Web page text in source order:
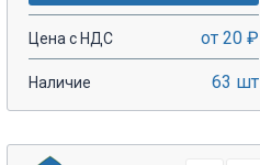
Цена с НДС от 20 ₽
Наличие 63 шт